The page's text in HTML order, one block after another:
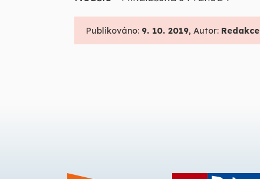
Publikováno: 9. 10. 2019, Autor: Redakce